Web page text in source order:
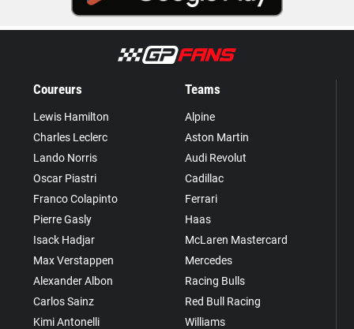
Coureurs
Lewis Hamilton
Charles Leclerc
Lando Norris
Oscar Piastri
Franco Colapinto
Pierre Gasly
Isack Hadjar
Max Verstappen
Alexander Albon
Carlos Sainz
Kimi Antonelli
Teams
Alpine
Aston Martin
Audi Revolut
Cadillac
Ferrari
Haas
McLaren Mastercard
Mercedes
Racing Bulls
Red Bull Racing
Williams